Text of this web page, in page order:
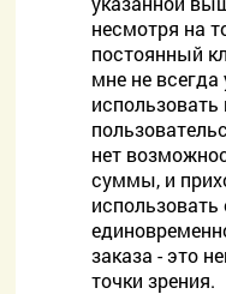
несмотря на
постоянный
мне не всегда
использовать
нет
суммы, и
заказа - это
точки зрения.